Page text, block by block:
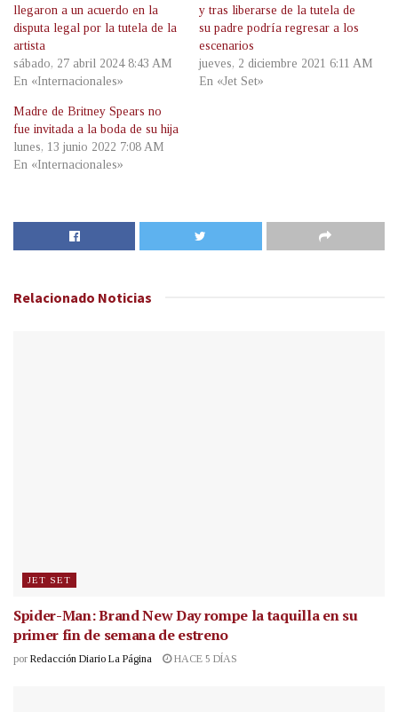
llegaron a un acuerdo en la
disputa legal por la tutela de la
artista
sábado, 27 abril 2024 8:43 AM
En «Internacionales»
y tras liberarse de la tutela de
su padre podría regresar a los
escenarios
jueves, 2 diciembre 2021 6:11 AM
En «Jet Set»
Madre de Britney Spears no
fue invitada a la boda de su hija
lunes, 13 junio 2022 7:08 AM
En «Internacionales»
Relacionado Noticias
JET SET
Spider-Man: Brand New Day rompe la taquilla en su
primer fin de semana de estreno
por Redacción Diario La Página HACE 5 DÍAS